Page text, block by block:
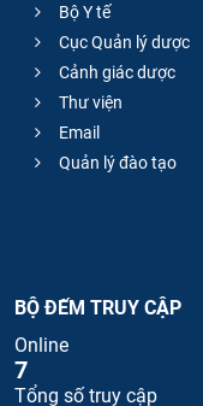
Bộ Y tế
Cục Quản lý dược
Cảnh giác dược
Thư viện
Email
Quản lý đào tạo
BỘ ĐẾM TRUY CẬP
Online
7
Tổng số truy cập